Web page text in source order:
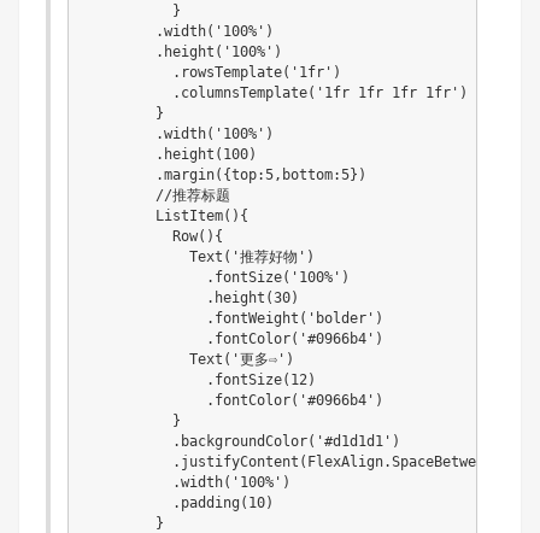
          }
        .width('100%')
        .height('100%')
          .rowsTemplate('1fr')
          .columnsTemplate('1fr 1fr 1fr 1fr')
        }
        .width('100%')
        .height(100)
        .margin({top:5,bottom:5})
        //推荐标题
        ListItem(){
          Row(){
            Text('推荐好物')
              .fontSize('100%')
              .height(30)
              .fontWeight('bolder')
              .fontColor('#0966b4')
            Text('更多⇨')
              .fontSize(12)
              .fontColor('#0966b4')
          }
          .backgroundColor('#d1d1d1')
          .justifyContent(FlexAlign.SpaceBetween)
          .width('100%')
          .padding(10)
        }